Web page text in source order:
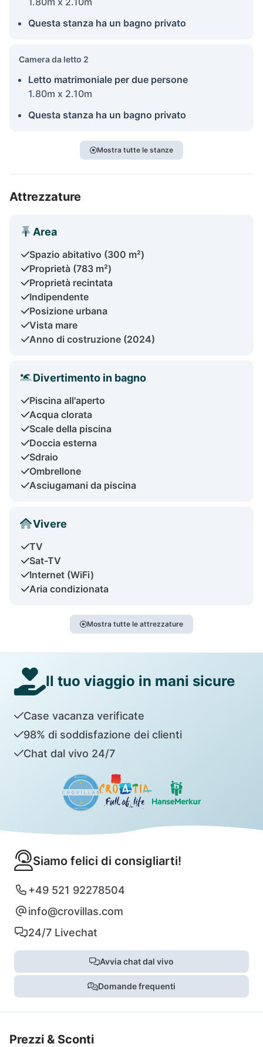
Questa stanza ha un bagno privato
Camera da letto 2
Letto matrimoniale per due persone
1.80m x 2.10m
Questa stanza ha un bagno privato
Mostra tutte le stanze
Attrezzature
Area
Spazio abitativo (300 m²)
Proprietà (783 m²)
Proprietà recintata
Indipendente
Posizione urbana
Vista mare
Anno di costruzione (2024)
Divertimento in bagno
Piscina all'aperto
Acqua clorata
Scale della piscina
Doccia esterna
Sdraio
Ombrellone
Asciugamani da piscina
Vivere
TV
Sat-TV
Internet (WiFi)
Aria condizionata
Mostra tutte le attrezzature
Il tuo viaggio in mani sicure
Case vacanza verificate
98% di soddisfazione dei clienti
Chat dal vivo 24/7
Siamo felici di consigliarti!
+49 521 92278504
info@crovillas.com
24/7 Livechat
Avvia chat dal vivo
Domande frequenti
Prezzi & Sconti